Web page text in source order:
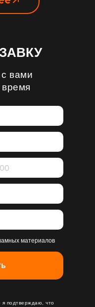
я подтверждаю, что
вами
материалов